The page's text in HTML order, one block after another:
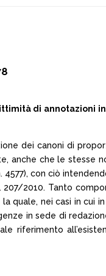
di annotazioni
dei canoni di
anche che le stesse
4577), con ciò
2010. Tanto
quale, nei casi in cui
in sede di
riferimento